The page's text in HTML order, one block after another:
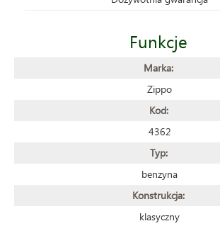
Funkcje
Marka:
Zippo
Kod:
4362
Typ:
benzyna
Konstrukcja:
klasyczny